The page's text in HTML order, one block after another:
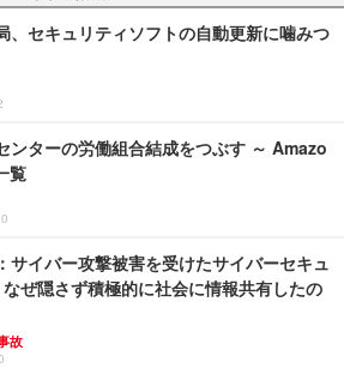
、セキュリティソフトの自動更新に噛みつ
ンターの労働組合結成をつぶす ～ Amazo
覧
サイバー攻撃被害を受けたサイバーセキュ
ぜ隠さず積極的に社会に情報共有したの
故